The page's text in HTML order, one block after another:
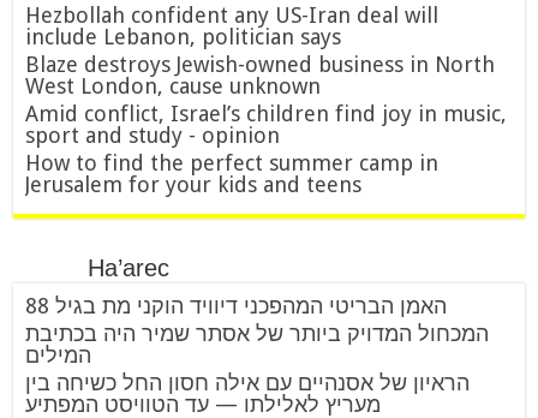
Hezbollah confident any US-Iran deal will
include Lebanon, politician says
Blaze destroys Jewish-owned business in North
West London, cause unknown
Amid conflict, Israel’s children find joy in music,
sport and study - opinion
How to find the perfect summer camp in
Jerusalem for your kids and teens
Ha’arec
האמן הבריטי המהפכני דיוויד הוקני מת בגיל 88
המכחול המדויק ביותר של אסתר שמיר היה בכתיבת
המילים
הראיון של אסנהיים עם אילה חסון החל כשיחה בין
מעריץ לאלילתו — עד הטוויסט המפתיע